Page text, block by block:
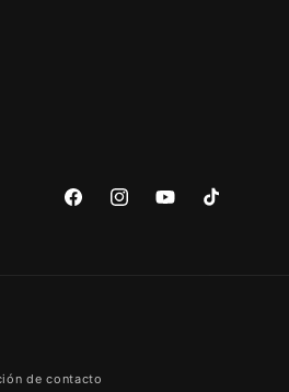
FacebookInstagramYouTubeTikTok
de contacto